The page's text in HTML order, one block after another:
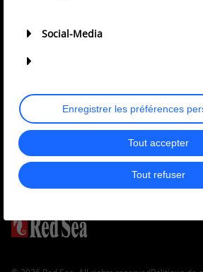
Politique de confidentialite
36k40K
Rejoignez
notre
groupe
Social-Media
Enregistrer les préférences
Tout accepter
Tout refuser